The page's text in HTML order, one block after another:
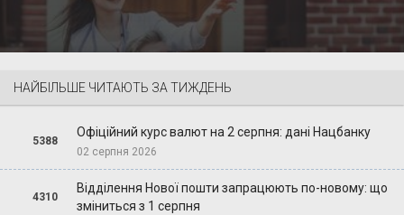
НАЙБІЛЬШЕ ЧИТАЮТЬ ЗА ТИЖДЕНЬ
5388
Офіційний курс валют на 2 серпня: дані Нацбанку
02 серпня 2026
4310
Відділення Нової пошти запрацюють по-новому: що
зміниться з 1 серпня